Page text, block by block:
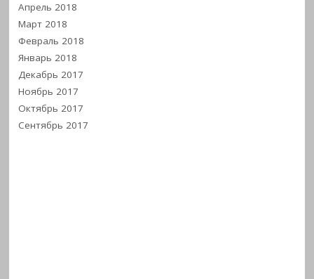
Апрель 2018
Март 2018
Февраль 2018
Январь 2018
Декабрь 2017
Ноябрь 2017
Октябрь 2017
Сентябрь 2017